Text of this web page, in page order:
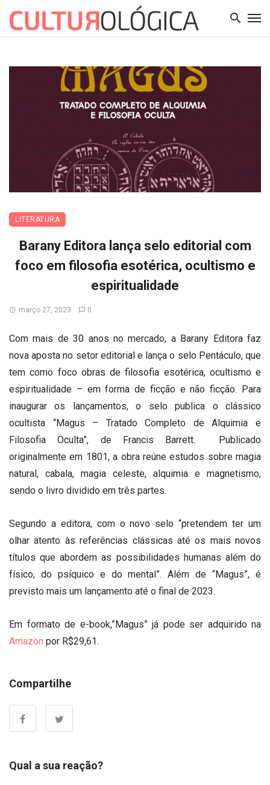
LITERATURA
Barany Editora lança selo editorial com
foco em filosofia esotérica, ocultismo e
espiritualidade
março 27, 2023 0
Com mais de 30 anos no mercado, a Barany Editora faz
nova aposta no setor editorial e lança o selo Pentáculo, que
tem como foco obras de filosofia esotérica, ocultismo e
espiritualidade – em forma de ficção e não ficção. Para
inaugurar os lançamentos, o selo publica o clássico
ocultista “Magus – Tratado Completo de Alquimia e
Filosofia Oculta”, de Francis Barrett. Publicado
originalmente em 1801, a obra reúne estudos sobre magia
natural, cabala, magia celeste, alquimia e magnetismo,
sendo o livro dividido em três partes.
Segundo a editora, com o novo selo “pretendem ter um
olhar atento às referências clássicas até os mais novos
títulos que abordem as possibilidades humanas além do
físico, do psíquico e do mental”. Além de “Magus”, é
previsto mais um lançamento até o final de 2023.
Em formato de e-book,”Magus” já pode ser adquirido na
Amazon por R$29,61.
Compartilhe
Qual a sua reação?